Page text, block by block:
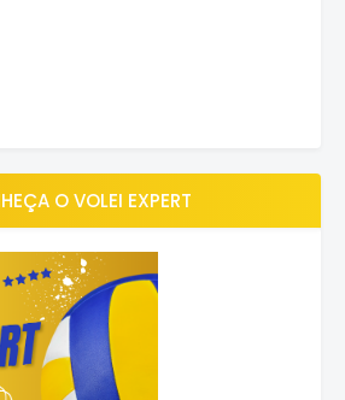
O VOLEI EXPERT